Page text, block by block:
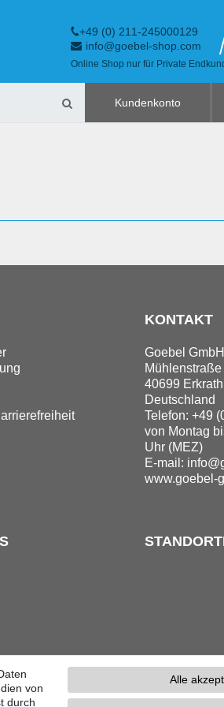
+49 (0) 211-245000129
info@goebel-shop.com
Online Shop nur für Private
Kundenkonto
KONTAKT
Goebel GmbH
Mühlenstraße
40699 Erkrath
Deutschland
Telefon: +49
von Montag
Uhr (MEZ)
E-mail:
www.goebel-
Barrierefreiheitserklärung
von
durch
Alle